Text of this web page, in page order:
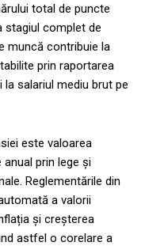
total de puncte
stagiul complet de
muncă contribuie la
prin raportarea
salariul mediu brut pe
este valoarea
prin lege și
Reglementările din
a valorii
și creșterea
astfel o corelare a